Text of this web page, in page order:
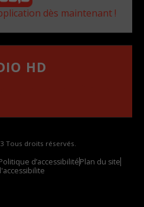
dès maintenant !
HD
Tous droits réservés.
d’accessibilitéPlan du site